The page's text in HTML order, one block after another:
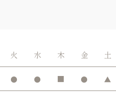
火 水 木 金 土
● ● ■ ● ▲